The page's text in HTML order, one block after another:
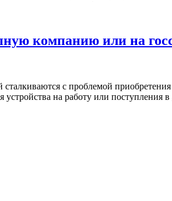
компанию или на
с проблемой
устройства на работу или